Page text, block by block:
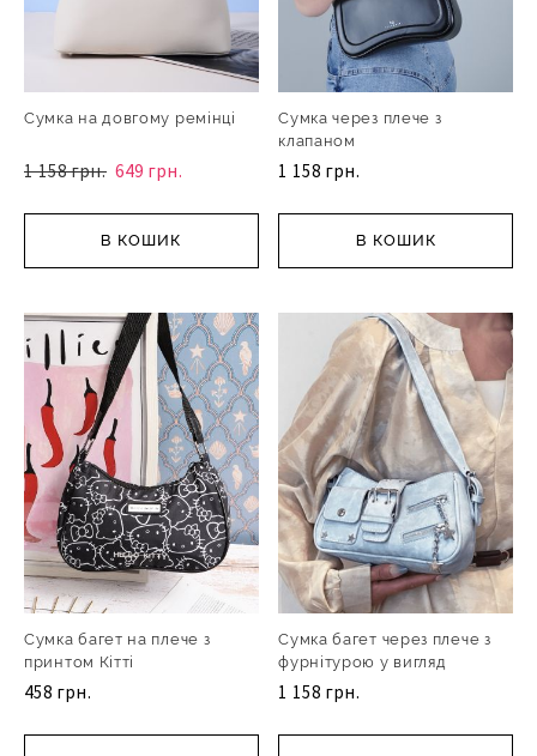
Сумка на довгому ремінці
1 158 грн. 649 грн.
В КОШИК
Сумка через плече з
клапаном
1 158 грн.
В КОШИК
Сумка багет на плече з
принтом Кітті
458 грн.
Сумка багет через плече з
фурнітурою у вигляд
1 158 грн.